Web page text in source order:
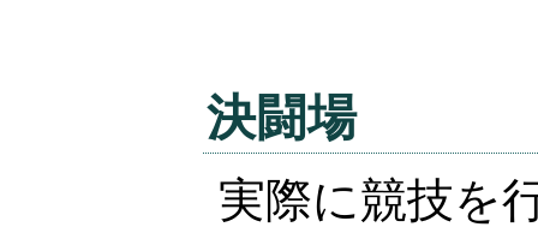
決闘場
実際に競技を